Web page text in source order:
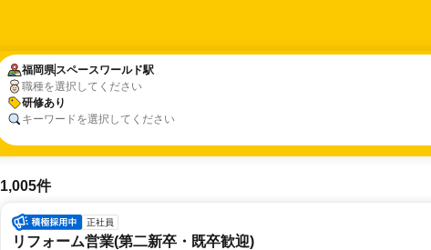
福岡県スペースワールド駅
職種を選択してください
研修あり
キーワードを選択してください
福岡県スペースワールド駅
研修あり
1,005件
正社員
リフォーム営業(第二新卒・既卒歓迎)